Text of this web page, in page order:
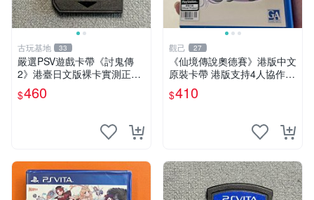
古玩基地 33
嚴選PSV遊戲卡帶《討鬼傳
2》港臺日文版裸卡實測正常
全新套裝，只限PSV機玩 討
鬼傳2 PSV 港臺 日文 裸卡
$460
觀己 27
《仙境傳說奧德賽》港版中文
原裝卡帶 港版支持4人協作
保存完美好如新 仙境傳說 奧
德賽 港版
$410